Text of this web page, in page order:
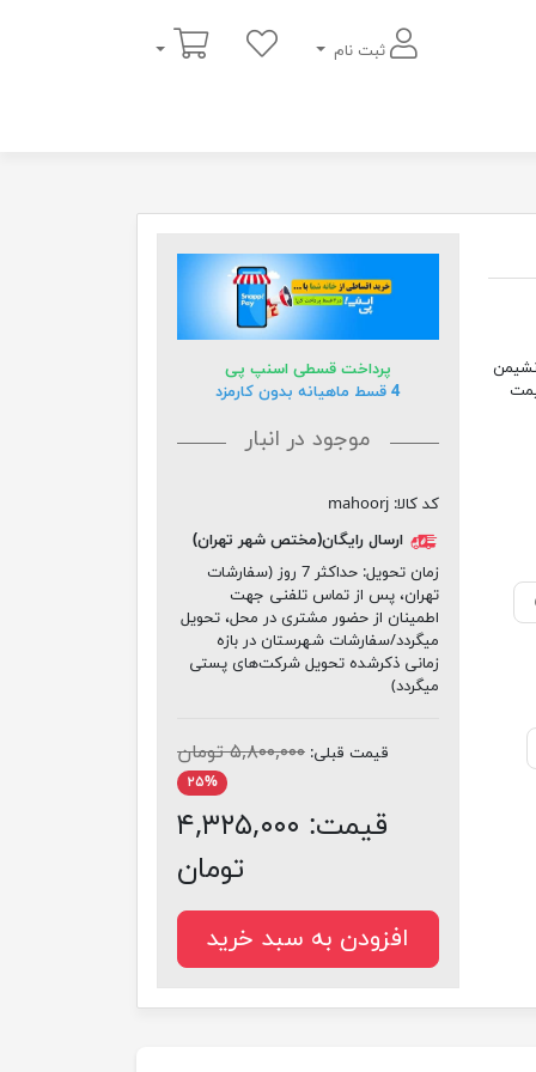
ثبت نام
سبد خرید
تا 200 کیلوگرم و نشیمن
پرداخت قسطی اسنپ پی
4 قسط ماهیانه بدون کارمزد
موجود در انبار
کد کالا: mahoorj
ارسال رایگان(مختص شهر تهران)
زمان تحویل:
حداکثر 7 روز (سفارشات
تهران، پس از تماس تلفنی جهت
اطمینان از حضور مشتری در محل، تحویل
میگردد/سفارشات شهرستان در بازه
زمانی ذکرشده تحویل شرکت‌های پستی
میگردد)
قیمت قبلی: ۵,۸۰۰,۰۰۰ تومان
۲۵%
قیمت: ۴,۳۲۵,۰۰۰
تومان
افزودن به سبد خرید